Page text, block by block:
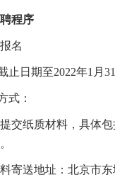
程序
报名
止日期至2022年1月31
式 ：
交纸质材料，具体包
寄送地址： 北京市